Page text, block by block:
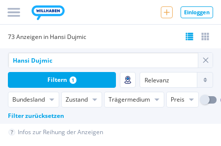
Einloggen
73 Anzeigen in Hansi Dujmic
Bundesland Zustand Trägermedium
Preis
Filter zurücksetzen
Filtern 1
Infos zur Reihung der Anzeigen